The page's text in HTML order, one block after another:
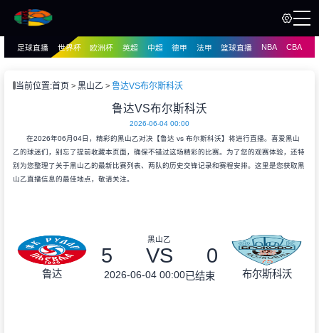
播
足球直播 世界杯 欧洲杯 英超 中超 德甲 法甲 篮球直播 NBA CBA
当前位置:首页 黑山乙 鲁达VS布尔斯科沃
鲁达VS布尔斯科沃
2026-06-04 00:00
在2026年06月04日，精彩的黑山乙对决【鲁达 vs 布尔斯科沃】将进行直播。喜爱黑山
乙的球迷们，别忘了提前收藏本页面，确保不错过这场精彩的比赛。为了您的观赛体验，还特
别为您整理了关于黑山乙的最新比赛列表、两队的历史交锋记录和赛程安排。这里是您获取黑
山乙直播信息的最佳地点，敬请关注。
鲁达
黑山乙
5 VS 0
2026-06-04 00:00已结束 布尔斯科沃